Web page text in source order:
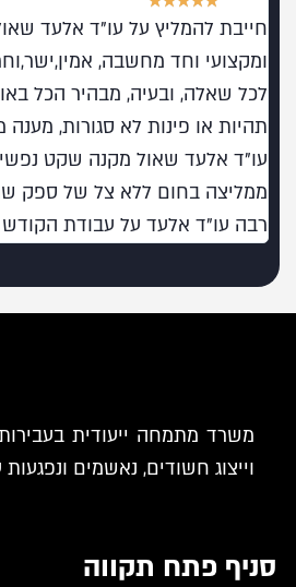
חייבת להמליץ על עו"ד אלעד
ומקצועי וחד מחשבה,
לכל שאלה, ובעיה, מבהיר הכל
תהיות או פינות לא סגורות,
עו"ד אלעד שאול מקנה שקט
ממליצה בחום ללא צל של ספק
רבה עו"ד אלעד על עבודת
משרד מתמחה ייעודית
וייצוג חשודים, נאשמים
סניף פתח תקווה